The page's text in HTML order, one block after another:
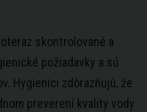
skontrolované a
požiadavky a sú
Hygienici zdôrazňujú, že
preverení kvality vody